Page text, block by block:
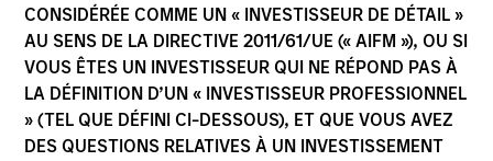
CONSIDÉRÉE COMME UN « INVESTISSEUR DE DÉTAIL »
AU SENS DE LA DIRECTIVE 2011/61/UE (« AIFM »), OU SI
VOUS ÊTES UN INVESTISSEUR QUI NE RÉPOND PAS À
LA DÉFINITION D’UN « INVESTISSEUR PROFESSIONNEL
» (TEL QUE DÉFINI CI-DESSOUS), ET QUE VOUS AVEZ
DES QUESTIONS RELATIVES À UN INVESTISSEMENT